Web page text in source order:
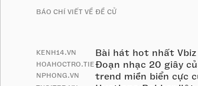
BÁO CHÍ VIẾT VỀ ĐỀ CỬ
KENH14.VN Bài hát hot nhất
HOAHOCTRO.TIE
NPHONG.VN
Đoạn nhạc 20 giây
trend miền biển cực